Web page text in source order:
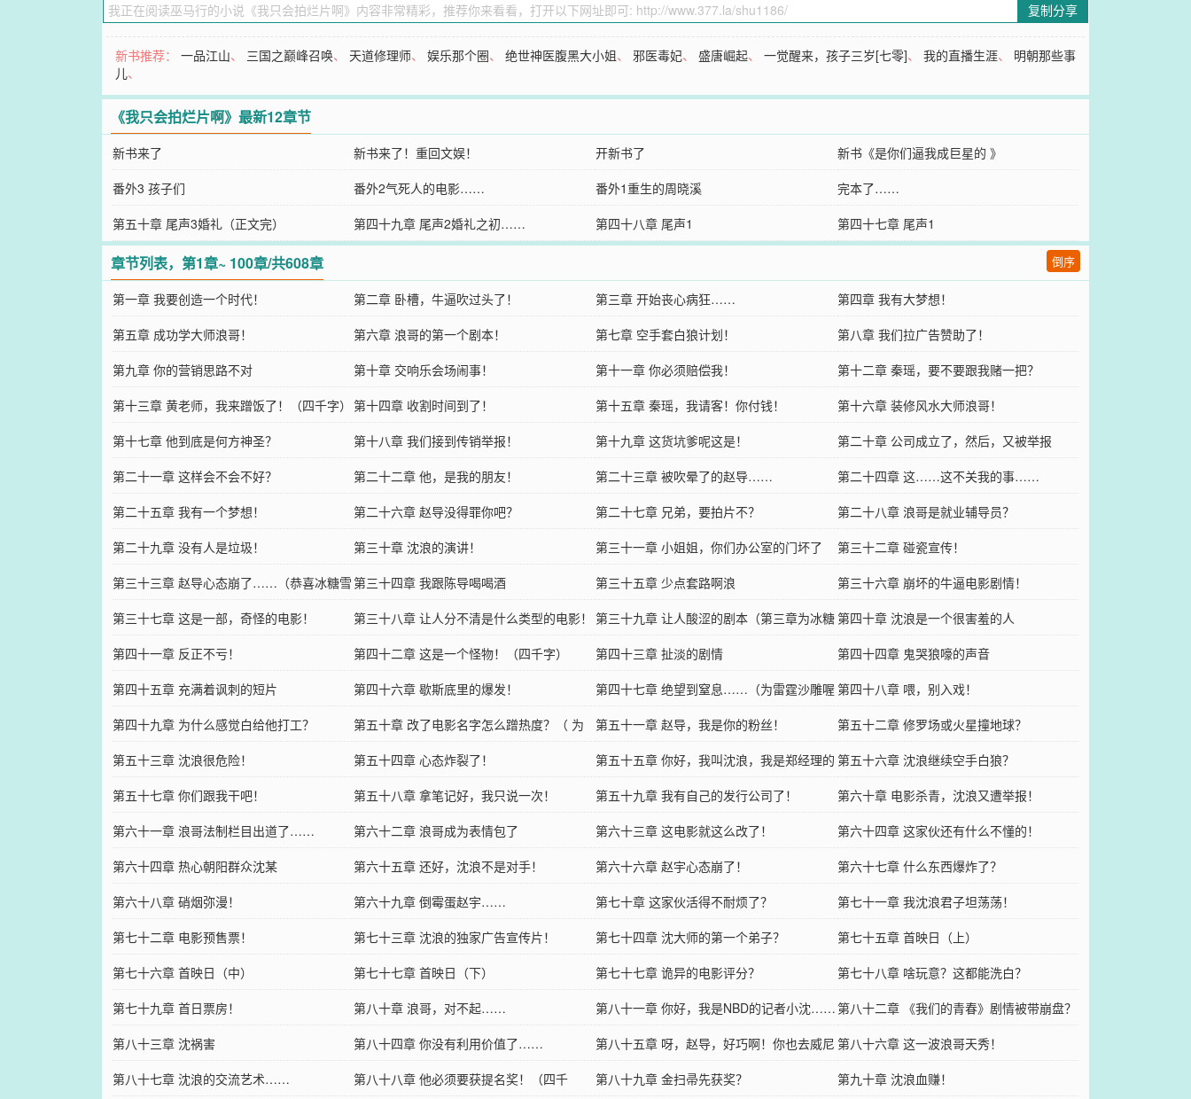
复制分享
新书推荐：一品江山、 三国之巅峰召唤、 天道修理师、娱乐那个圈、绝世神医腹黑大小姐、邪医毒妃、盛唐崛起、一觉醒来，孩子三岁[七零]、我的直播生涯、 明朝那些事
儿、
《我只会拍烂片啊》最新12章节
新书来了 新书来了！重回文娱！ 开新书了
新书《是你们逼我成巨星的 》
番外3 孩子们
番外2气死人的电影…… 番外1重生的周晓溪
完本了……
第五十章 尾声3婚礼（正文完）
第四十九章 尾声2婚礼之初…… 第四十八章 尾声1 第四十七章 尾声1
章节列表，第1章~ 100章/共608章 倒序
第一章 我要创造一个时代！ 第二章 卧槽，牛逼吹过头了！ 第三章 开始丧心病狂……
第四章 我有大梦想！
第五章 成功学大师浪哥！
第六章 浪哥的第一个剧本！ 第七章 空手套白狼计划！
第八章 我们拉广告赞助了！
第九章 你的营销思路不对
第十章 交响乐会场闹事！ 第十一章 你必须赔偿我！
第十二章 秦瑶，要不要跟我赌一把？
第十三章 黄老师，我来蹭饭了！（四千字） 第十四章 收割时间到了！ 第十五章 秦瑶，我请客！你付钱！
第十六章 装修风水大师浪哥！
第十七章 他到底是何方神圣？
第十八章 我们接到传销举报！ 第十九章 这货坑爹呢这是！
第二十章 公司成立了，然后，又被举报
了……
第二十一章 这样会不会不好？ 第二十二章 他，是我的朋友！ 第二十三章 被吹晕了的赵导……
第二十四章 这……这不关我的事……
第二十五章 我有一个梦想！
第二十六章 赵导没得罪你吧？ 第二十七章 兄弟，要拍片不？
第二十八章 浪哥是就业辅导员？
第二十九章 没有人是垃圾！
第三十章 沈浪的演讲！ 第三十一章 小姐姐，你们办公室的门坏了
第三十二章 碰瓷宣传！
第三十三章 赵导心态崩了……（恭喜冰糖雪
人大大成为本书第6盟主！）
第三十四章 我跟陈导喝喝酒 第三十五章 少点套路啊浪
第三十六章 崩坏的牛逼电影剧情！
第三十七章 这是一部，奇怪的电影！
第三十八章 让人分不清是什么类型的电影！ 第三十九章 让人酸涩的剧本（第三章为冰糖
雪人大大盟主加更！）
第四十章 沈浪是一个很害羞的人
第四十一章 反正不亏！
第四十二章 这是一个怪物！（四千字） 第四十三章 扯淡的剧情
第四十四章 鬼哭狼嚎的声音
第四十五章 充满着讽刺的短片
第四十六章 歇斯底里的爆发！
第四十七章 绝望到窒息……（为雷霆沙雕喔
大大加更）
第四十八章 喂，别入戏！
第四十九章 为什么感觉白给他打工？
第五十章 改了电影名字怎么蹭热度？（ 为
Cthulhu24大大加更）
第五十一章 赵导，我是你的粉丝！
第五十二章 修罗场或火星撞地球？
第五十三章 沈浪很危险！
第五十四章 心态炸裂了！
第五十五章 你好，我叫沈浪，我是郑经理的
表弟！
第五十六章 沈浪继续空手白狼？
第五十七章 你们跟我干吧！
第五十八章 拿笔记好，我只说一次！ 第五十九章 我有自己的发行公司了！
第六十章 电影杀青，沈浪又遭举报！
第六十一章 浪哥法制栏目出道了……
第六十二章 浪哥成为表情包了 第六十三章 这电影就这么改了！
第六十四章 这家伙还有什么不懂的！
第六十四章 热心朝阳群众沈某
第六十五章 还好，沈浪不是对手！ 第六十六章 赵宇心态崩了！
第六十七章 什么东西爆炸了？
第六十八章 硝烟弥漫！
第六十九章 倒霉蛋赵宇…… 第七十章 这家伙活得不耐烦了？
第七十一章 我沈浪君子坦荡荡！
第七十二章 电影预售票！
第七十三章 沈浪的独家广告宣传片！ 第七十四章 沈大师的第一个弟子？
第七十五章 首映日（上）
第七十六章 首映日（中）
第七十七章 首映日（下） 第七十七章 诡异的电影评分？
第七十八章 啥玩意？这都能洗白？
第七十九章 首日票房！
第八十章 浪哥，对不起…… 第八十一章 你好，我是NBD的记者小沈……第八十二章 《我们的青春》剧情被带崩盘？
第八十三章 沈祸害
第八十四章 你没有利用价值了……
第八十五章 呀，赵导，好巧啊！你也去威尼
斯呢？
第八十六章 这一波浪哥天秀！
第八十七章 沈浪的交流艺术……
第八十八章 他必须要获提名奖！（四千 第八十九章 金扫帚先获奖？ 第九十章 沈浪血赚！